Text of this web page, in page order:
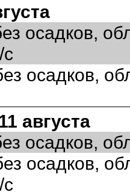
осадков,
осадков,
августа
осадков,
осадков,